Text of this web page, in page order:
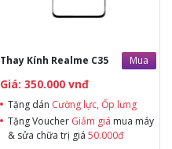
Thay Kính Realme C35 Mua
Giá: 350.000 vnđ
Tặng dán Cường lực, Ốp lưng
Tặng Voucher Giảm giá mua máy
& sửa chữa trị giá 50.000đ